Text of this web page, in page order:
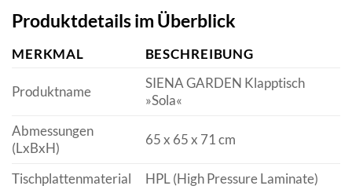
Produktdetails im Überblick
MERKMAL BESCHREIBUNG
Produktname
SIENA GARDEN Klapptisch
»Sola«
Abmessungen
(LxBxH)
65 x 65 x 71 cm
Tischplattenmaterial HPL (High Pressure Laminate)